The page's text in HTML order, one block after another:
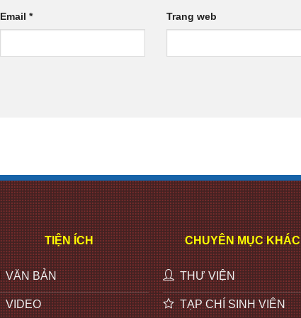
Email * Trang web
TIỆN ÍCH
VĂN BẢN
VIDEO
CHUYÊN MỤC KHÁC
THƯ VIỆN
TẠP CHÍ SINH VIÊN